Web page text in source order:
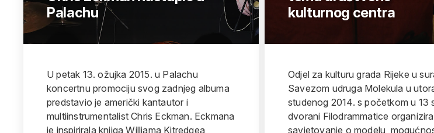
Palachu
U petak 13. ožujka 2015. u Palachu
koncertnu promociju svog zadnjeg albuma
predstavio je američki kantautor i
multiinstrumentalist Chris Eckman. Eckmana
je inspirirala knjiga Williama Kitredgea
kulturnog centra
Odjel za kulturu grada Rijeke u
Savezom udruga Molekula u
studenog 2014. s početkom u 13
dvorani Filodrammatice
savjetovanje o modelu,